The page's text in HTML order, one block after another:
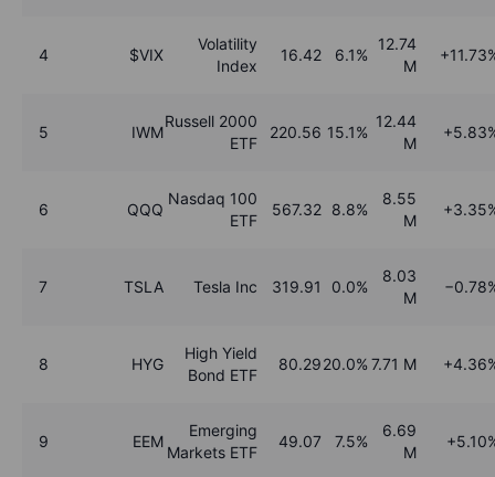
4 $VIX
Volatility
Index
16.42 6.1%
12.74
M
5 IWM
Russell 2000
ETF
220.56 15.1%
12.44
M
6 QQQ
Nasdaq 100
ETF
567.32 8.8%
8.55
M
7 TSLA Tesla Inc 319.91 0.0%
8.03
M
8 HYG
High Yield
Bond ETF
80.2920.0%7.71 M
9 EEM
Emerging
Markets ETF
49.07 7.5%
6.69
M